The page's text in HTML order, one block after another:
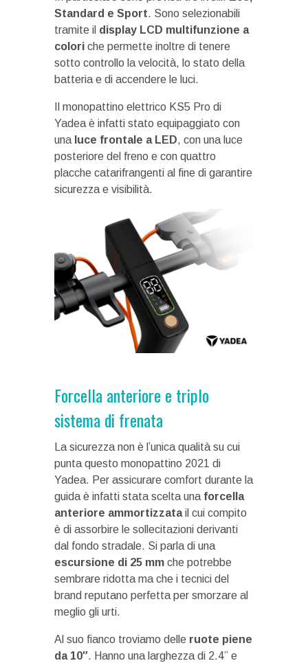
Standard e Sport. Sono selezionabili
tramite il display LCD multifunzione a
colori che permette inoltre di tenere
sotto controllo la velocità, lo stato della
batteria e di accendere le luci.
Il monopattino elettrico KS5 Pro di
Yadea è infatti stato equipaggiato con
una luce frontale a LED, con una luce
posteriore del freno e con quattro
placche catarifrangenti al fine di garantire
sicurezza e visibilità.
Forcella anteriore e triplo
sistema di frenata
La sicurezza non è l’unica qualità su cui
punta questo monopattino 2021 di
Yadea. Per assicurare comfort durante la
guida è infatti stata scelta una forcella
anteriore ammortizzatail cui compito
è di assorbire le sollecitazioni derivanti
dal fondo stradale. Si parla di una
escursione di 25 mm che potrebbe
sembrare ridotta ma che i tecnici del
brand reputano perfetta per smorzare al
meglio gli urti.
Al suo fianco troviamo delle ruote piene
da 10″. Hanno una larghezza di 2.4” e